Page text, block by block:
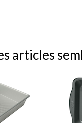
articles